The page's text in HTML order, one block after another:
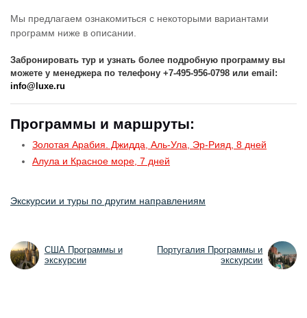
Мы предлагаем ознакомиться с некоторыми вариантами
программ ниже в описании.
Забронировать тур и узнать более подробную программу вы
можете у менеджера по телефону +7-495-956-0798 или email:
info@luxe.ru
Программы и маршруты:
Золотая Арабия. Джидда, Аль-Ула, Эр-Рияд, 8 дней
Алула и Красное море, 7 дней
Экскурсии и туры по другим направлениям
США Программы и
экскурсии
Португалия Программы и
экскурсии